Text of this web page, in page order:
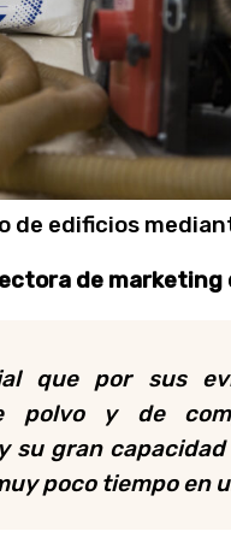
de edificios
de marketing
que por sus
polvo y de
su gran
poco tiempo en